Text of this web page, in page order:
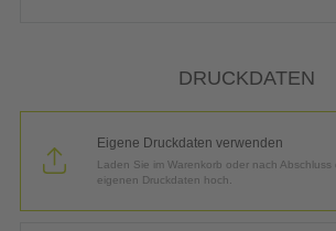
DRUCKDATEN
Eigene Druckdaten verwenden
Laden Sie im Warenkorb oder nach Abschluss
eigenen Druckdaten hoch.